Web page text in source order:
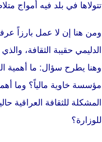
تتولاها في بلد فيه أمواج
ومن هنا إن لا عمل بارزاً
الدليمي حقيبة الثقافة،
وهنا يطرح سؤال: ما أهمية
مؤسسة خاوية مالياً؟ وما
المشكلة للثقافة العراقية
للوزارة؟